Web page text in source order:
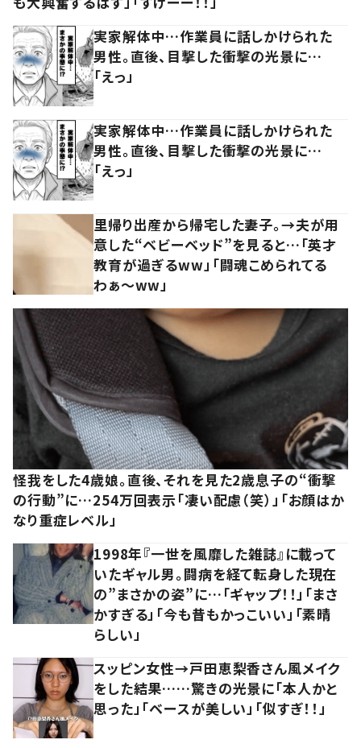
実家解体中…作業員に話しかけられた
男性。直後、目撃した衝撃の光景に…
「えっ」
実家解体中…作業員に話しかけられた
男性。直後、目撃した衝撃の光景に…
「えっ」
里帰り出産から帰宅した妻子。→夫が用
意した“ベビーベッド”を見ると…「英才
教育が過ぎるww」「闘魂こめられてる
わぁ～ww」
怪我をした4歳娘。直後、それを見た2歳息子の“衝撃
の行動”に…254万回表示「凄い配慮（笑）」「お顔はか
なり重症レベル」
1998年『一世を風靡した雑誌』に載って
いたギャル男。闘病を経て転身した現在
の”まさかの姿”に…「ギャップ！！」「まさ
かすぎる」「今も昔もかっこいい」「素晴
らしい」
スッピン女性→戸田恵梨香さん風メイク
をした結果……驚きの光景に「本人かと
思った」「ベースが美しい」「似すぎ！！」